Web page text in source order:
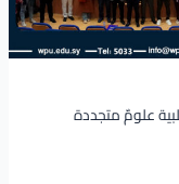
علومٌ متجددة